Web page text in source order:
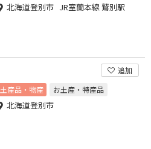
北海道登別市 JR室蘭本線 鷲別駅
追加
土産品・物産
お土産・特産品
北海道登別市